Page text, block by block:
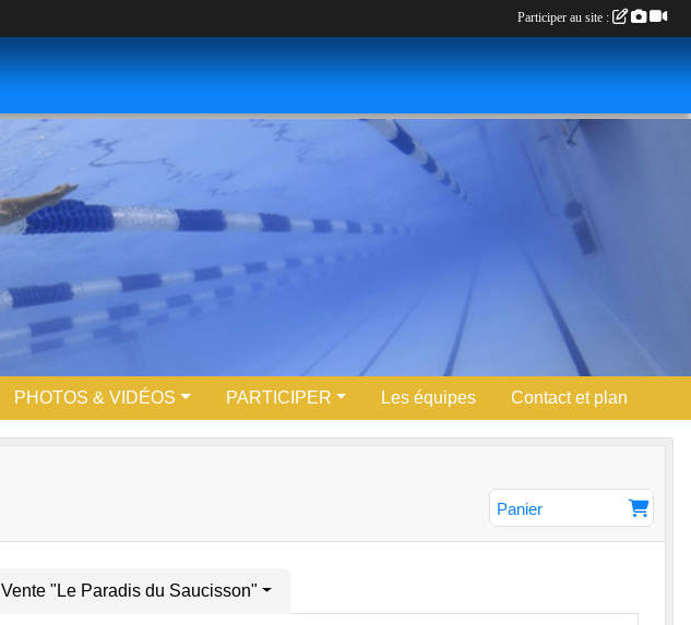
PHOTOS & VIDÉOS PARTICIPER Les équipes Contact et plan
Panier
Vente "Le Paradis du Saucisson"
Participer au site :